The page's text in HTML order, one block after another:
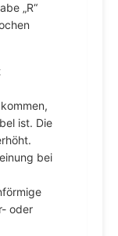
„R“
ist. Die
bei
oder